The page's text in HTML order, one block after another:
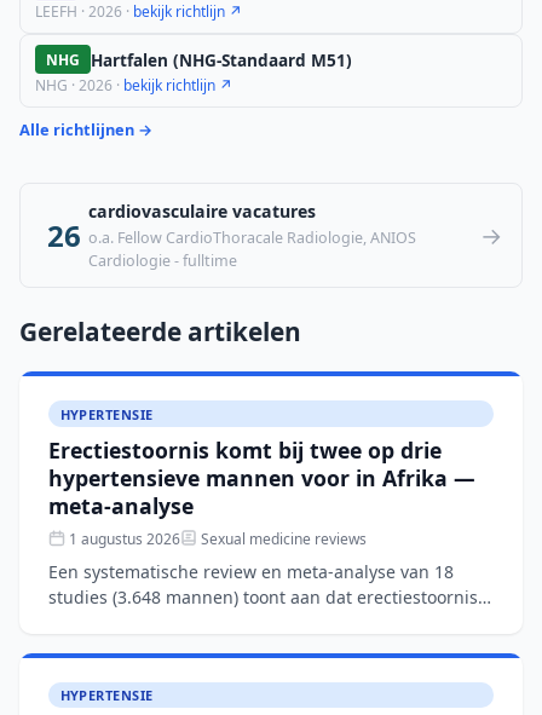
LEEFH · 2026 · bekijk richtlijn ↗
NHG Hartfalen (NHG-Standaard M51)
NHG · 2026 · bekijk richtlijn ↗
Alle richtlijnen →
26
cardiovasculaire vacatures
o.a. Fellow CardioThoracale Radiologie, ANIOS
Cardiologie - fulltime
→
Gerelateerde artikelen
HYPERTENSIE
Erectiestoornis komt bij twee op drie
hypertensieve mannen voor in Afrika —
meta-analyse
1 augustus 2026 Sexual medicine reviews
Een systematische review en meta-analyse van 18
studies (3.648 mannen) toont aan dat erectiestoornis
HYPERTENSIE